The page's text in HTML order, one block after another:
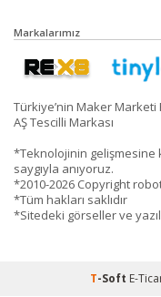
Markalarımız
Türkiye’nin Maker
AŞ Tescilli Markası
*Teknolojinin gelişmesine
saygıyla anıyoruz.
*2010-2026 Copyright
*Tüm hakları saklıdır
*Sitedeki görseller ve
T-Soft E-